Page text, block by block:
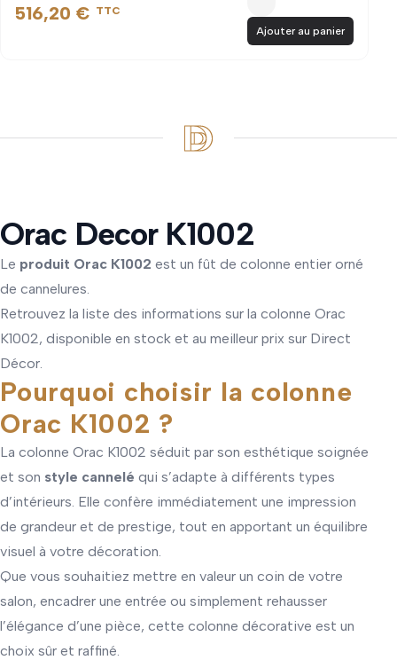
516,20 € TTC
Ajouter au panier
Orac Decor K1002
Le produit Orac K1002 est un fût de colonne entier orné
de cannelures.
Retrouvez la liste des informations sur la colonne Orac
K1002, disponible en stock et au meilleur prix sur Direct
Décor.
Pourquoi choisir la colonne
Orac K1002 ?
La colonne Orac K1002 séduit par son esthétique soignée
et son style cannelé qui s’adapte à différents types
d’intérieurs. Elle confère immédiatement une impression
de grandeur et de prestige, tout en apportant un équilibre
visuel à votre décoration.
Que vous souhaitiez mettre en valeur un coin de votre
salon, encadrer une entrée ou simplement rehausser
l’élégance d’une pièce, cette colonne décorative est un
choix sûr et raffiné.